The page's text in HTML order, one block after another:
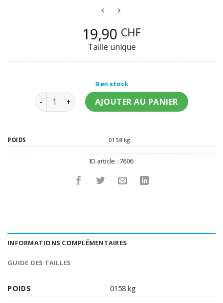
19,90 CHF
Taille unique
9 en stock
quantité de Cape vampire rouge homme 120 cm
AJOUTER AU PANIER
POIDS 0158 kg
ID article : 7606
INFORMATIONS COMPLÉMENTAIRES
GUIDE DES TAILLES
POIDS 0158 kg